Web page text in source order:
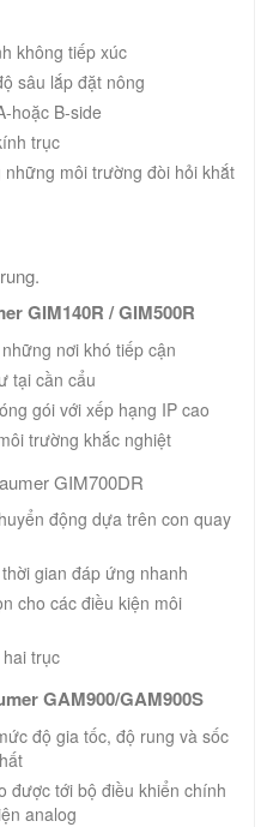
không tiếp xúc
sâu lắp đặt nông
hoặc B-side
trục
môi trường đòi hỏi khắt
GIM140R / GIM500R
nơi khó tiếp cận
tại cần cẩu
gói với xếp hạng IP cao
trường khắc nghiệt
GIM700DR
động dựa trên con quay
gian đáp ứng nhanh
cho các điều kiện môi
trục
GAM900/GAM900S
độ gia tốc, độ rung và sốc
được tới bộ điều khiển chính
analog